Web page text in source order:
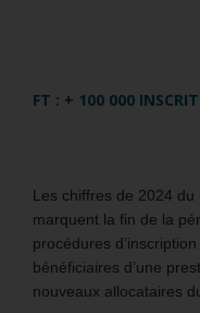
FT : + 100 000
Les chiffres de 2024 du
marquent la fin de la
procédures
bénéficiaires d’une
nouveaux allocataires